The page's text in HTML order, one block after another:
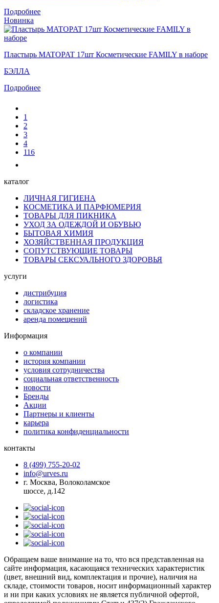
Подробнее
Новинка
Пластырь MATOPAT 17шт Косметические FAMILY в наборе
БЭЛЛА
Подробнее
1
2
3
4
116
каталог
ЛИЧНАЯ ГИГИЕНА
КОСМЕТИКА И ПАРФЮМЕРИЯ
ТОВАРЫ ДЛЯ ПИКНИКА
УХОД ЗА ОДЕЖДОЙ И ОБУВЬЮ
БЫТОВАЯ ХИМИЯ
ХОЗЯЙСТВЕННАЯ ПРОДУКЦИЯ
СОПУТСТВУЮЩИЕ ТОВАРЫ
ТОВАРЫ СЕКСУАЛЬНОГО ЗДОРОВЬЯ
услуги
дистрибуция
логистика
складское хранение
аренда помещений
Информация
о компании
история компании
условия сотрудничества
социальная ответственность
новости
Бренды
Акции
Партнеры и клиенты
карьера
политика конфиденциальности
контакты
8 (499) 755-20-02
info@urves.ru
г. Москва, Волоколамское
шоссе, д.142
Обращаем ваше внимание на то, что вся представленная на
сайте информация, касающаяся технических характеристик
(цвет, внешний вид, комплектация и прочие), наличия на
складе, стоимости товаров, носит информационный характер
и ни при каких условиях не является публичной офертой,